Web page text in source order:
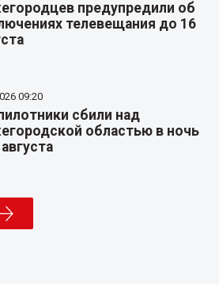
предупредили об
телевещания до 16
09:20
сбили над
областью в ночь